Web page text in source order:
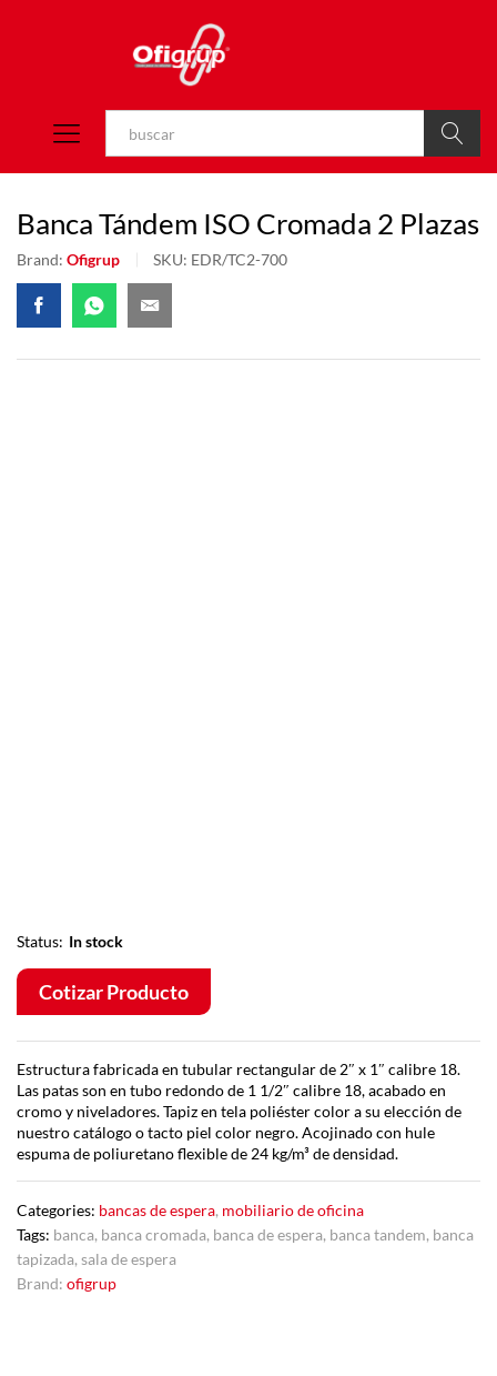
Buscar
Banca Tándem ISO Cromada 2 Plazas
Brand: Ofigrup SKU: EDR/TC2-700
Status: In stock
Cotizar Producto
Estructura fabricada en tubular rectangular de 2″ x 1″ calibre 18.
Las patas son en tubo redondo de 1 1/2″ calibre 18, acabado en
cromo y niveladores. Tapiz en tela poliéster color a su elección de
nuestro catálogo o tacto piel color negro. Acojinado con hule
espuma de poliuretano flexible de 24 kg/m³ de densidad.
Categories: bancas de espera, mobiliario de oficina
Tags: banca, banca cromada, banca de espera, banca tandem, banca
tapizada, sala de espera
Brand: ofigrup